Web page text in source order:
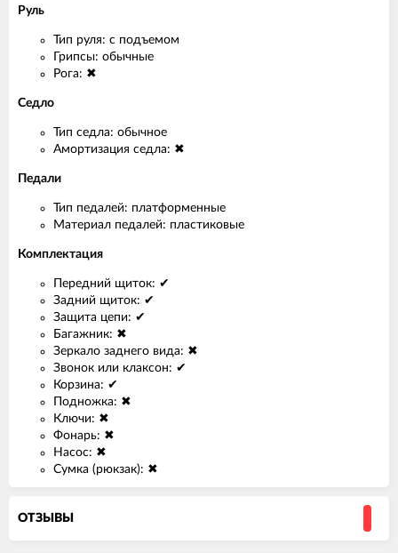
Руль
Тип руля: с подъемом
Грипсы: обычные
Рога: ✖
Седло
Тип седла: обычное
Амортизация седла: ✖
Педали
Тип педалей: платформенные
Материал педалей: пластиковые
Комплектация
Передний щиток: ✔
Задний щиток: ✔
Защита цепи: ✔
Багажник: ✖
Зеркало заднего вида: ✖
Звонок или клаксон: ✔
Корзина: ✔
Подножка: ✖
Ключи: ✖
Фонарь: ✖
Насос: ✖
Сумка (рюкзак): ✖
ОТЗЫВЫ